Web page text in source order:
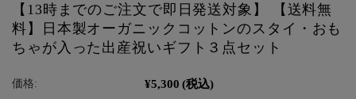
【13時までのご注文で即日発送対象】 【送料無
料】日本製オーガニックコットンのスタイ・おも
ちゃが入った出産祝いギフト３点セット
価格: ¥5,300 (税込)